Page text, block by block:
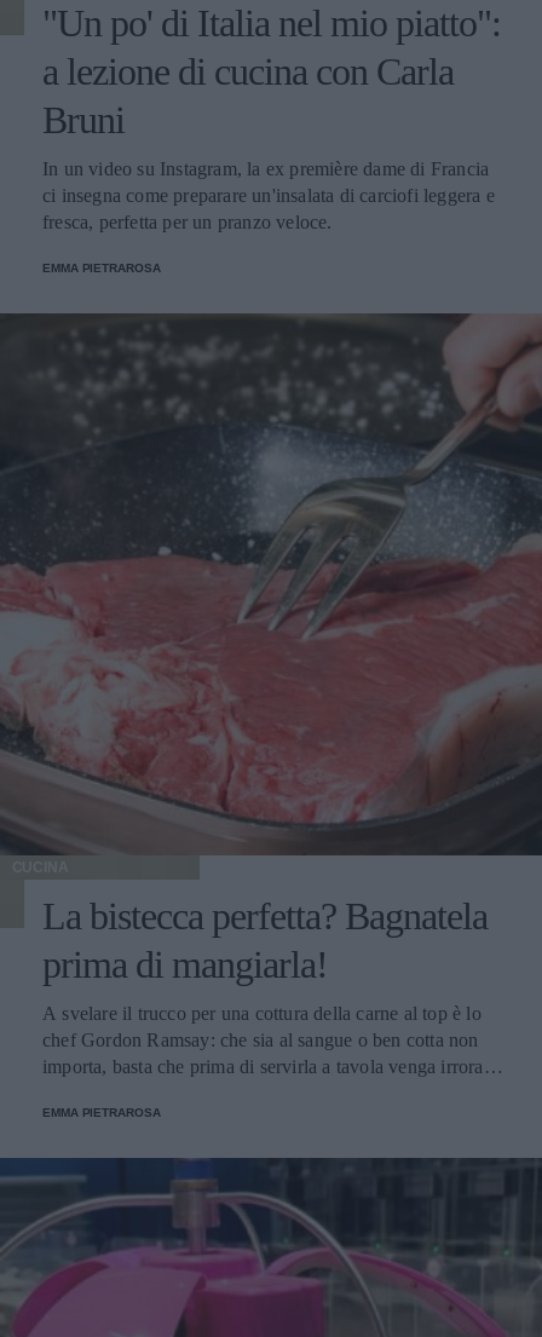
"Un po' di Italia nel mio piatto":
a lezione di cucina con Carla
Bruni
In un video su Instagram, la ex première dame di Francia
ci insegna come preparare un'insalata di carciofi leggera e
fresca, perfetta per un pranzo veloce.
EMMA PIETRAROSA
CUCINA
La bistecca perfetta? Bagnatela
prima di mangiarla!
A svelare il trucco per una cottura della carne al top è lo
chef Gordon Ramsay: che sia al sangue o ben cotta non
importa, basta che prima di servirla a tavola venga irrorata
EMMA PIETRAROSA